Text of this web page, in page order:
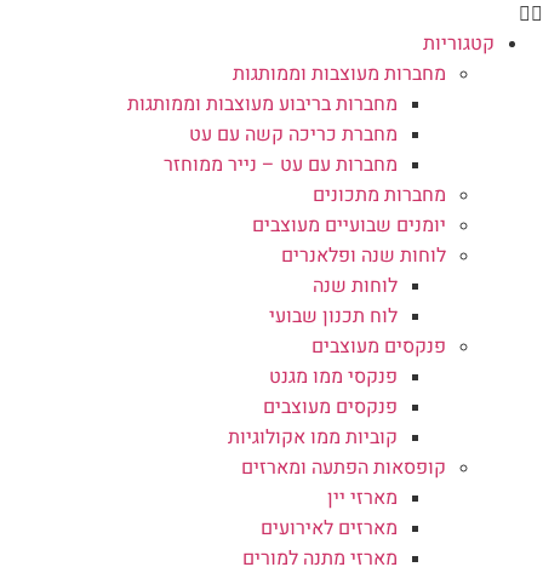
קטגוריות
מחברות מעוצבות וממותגות
מחברות בריבוע מעוצבות וממותגות
מחברת כריכה קשה עם עט
מחברות עם עט – נייר ממוחזר
מחברות מתכונים
יומנים שבועיים מעוצבים
לוחות שנה ופלאנרים
לוחות שנה
לוח תכנון שבועי
פנקסים מעוצבים
פנקסי ממו מגנט
פנקסים מעוצבים
קוביות ממו אקולוגיות
קופסאות הפתעה ומארזים
מארזי יין
מארזים לאירועים
מארזי מתנה למורים